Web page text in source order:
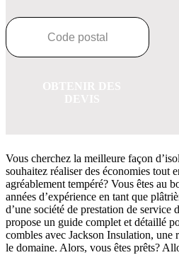
Vous cherchez la meilleure façon
souhaitez réaliser des économies tout
agréablement tempéré? Vous êtes au
années d’expérience en tant que
d’une société de prestation de service
propose un guide complet et détaillé
combles avec Jackson Insulation, une
le domaine. Alors, vous êtes prêts?